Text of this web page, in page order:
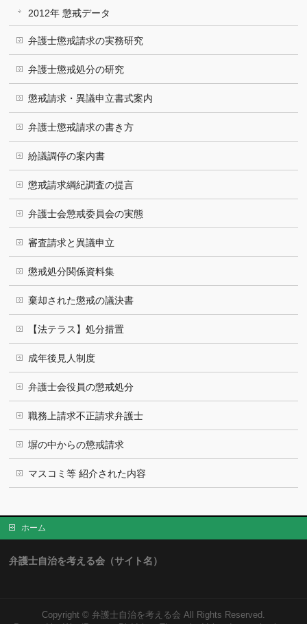
2012年 懲戒データ
弁護士懲戒請求の実務研究
弁護士懲戒処分の研究
懲戒請求・異議申立書式案内
弁護士懲戒請求の書き方
紛議調停の案内書
懲戒請求綱紀調査の提言
弁護士会懲戒委員会の実態
審査請求と異議申立
懲戒処分関係資料集
棄却された懲戒の議決書
【法テラス】処分措置
成年後見人制度
弁護士会役員の懲戒処分
職務上請求不正請求弁護士
塀の中からの懲戒請求
マスコミ等 紹介された内容
ホーム
弁護士自治を考える会（サイト名）
Copyright © 弁護士自治を考える会 All Rights Reserved.